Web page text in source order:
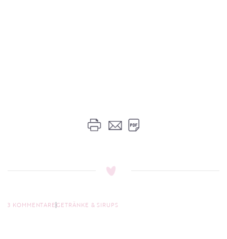
3 KOMMENTAREGETRÄNKE & SIRUPS